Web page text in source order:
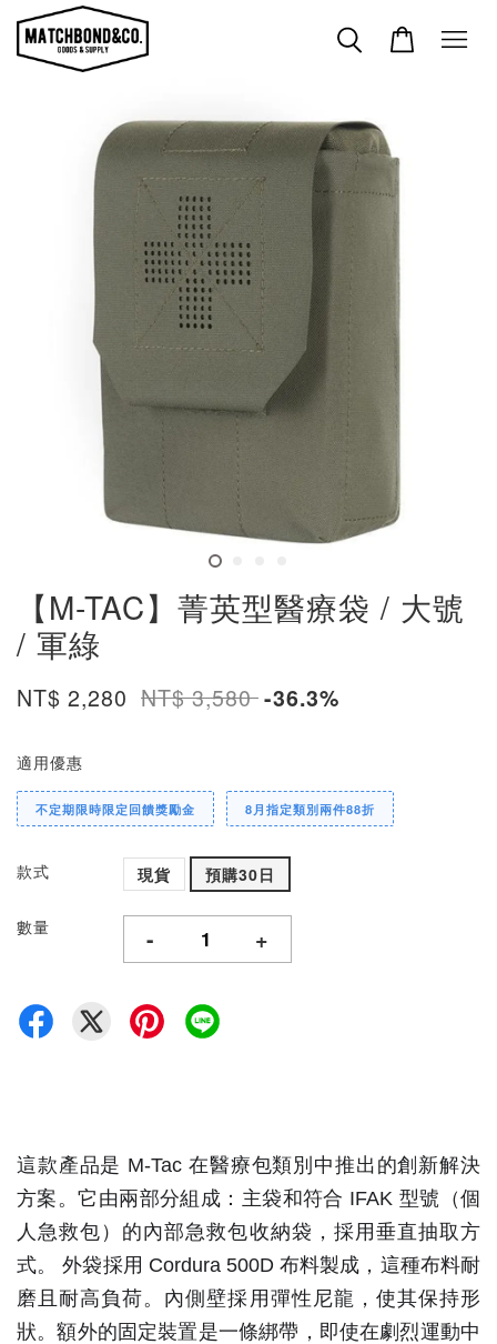
【M-TAC】菁英型醫療袋 / 大號
/ 軍綠
NT$ 2,280 NT$ 3,580-36.3%
適用優惠
不定期限時限定回饋獎勵金 8月指定類別兩件88折
款式 現貨 預購30日
數量 - +
這款產品是 M-Tac 在醫療包類別中推出的創新解決
方案。它由兩部分組成：主袋和符合 IFAK 型號（個
人急救包）的內部急救包收納袋，採用垂直抽取方
式。外袋採用 Cordura 500D 布料製成，這種布料耐
磨且耐高負荷。內側壁採用彈性尼龍，使其保持形
狀。額外的固定裝置是一條綁帶，即使在劇烈運動中